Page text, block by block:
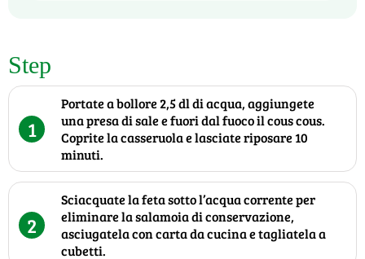
Step
1
Portate a bollore 2,5 dl di acqua, aggiungete
una presa di sale e fuori dal fuoco il cous cous.
Coprite la casseruola e lasciate riposare 10
minuti.
2
Sciacquate la feta sotto l’acqua corrente per
eliminare la salamoia di conservazione,
asciugatela con carta da cucina e tagliatela a
cubetti.